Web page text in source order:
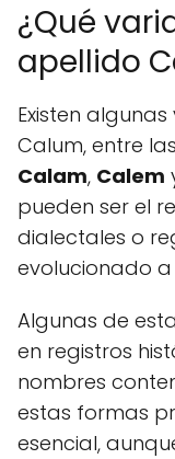
¿Qué
apellido
Existen
Calum, entre
Calam, Calem
pueden ser el
dialectales o
evolucionado
Algunas de
en registros
nombres
estas formas
esencial,